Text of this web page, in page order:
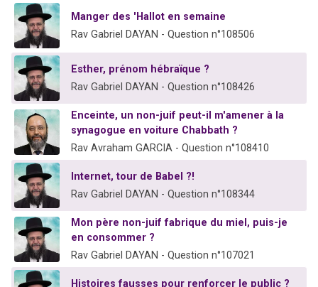
30 personnes viennent de faire un don pour Sauvez la jambe de Yohan
Il reste 49 places pour étudier en groupe sur Zoom
12 nouvelles musiques dans Torah-Box Music
Manger des 'Hallot en semaine
Rav Gabriel DAYAN - Question n°108506
Esther, prénom hébraïque ?
Rav Gabriel DAYAN - Question n°108426
Enceinte, un non-juif peut-il m'amener à la
synagogue en voiture Chabbath ?
Rav Avraham GARCIA - Question n°108410
Internet, tour de Babel ?!
Rav Gabriel DAYAN - Question n°108344
Mon père non-juif fabrique du miel, puis-je
en consommer ?
Rav Gabriel DAYAN - Question n°107021
Histoires fausses pour renforcer le public ?